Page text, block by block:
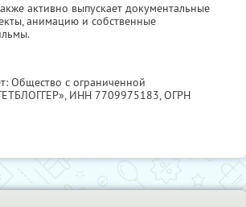
активно выпускает документальные
анимацию и собственные
Общество с ограниченной
ИНН 7709975183, ОГРН